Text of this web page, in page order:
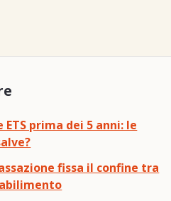
prima dei 5 anni: le
fissa il confine tra